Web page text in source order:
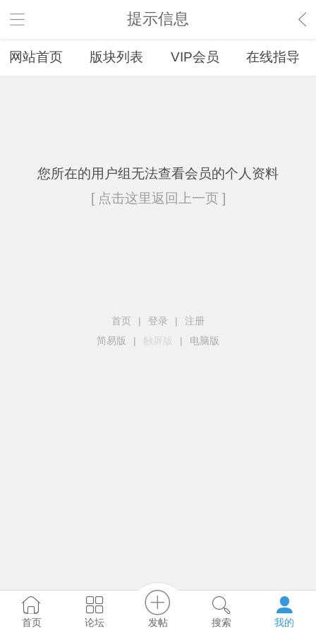
提示信息
网站首页 版块列表 VIP会员 在线指导
您所在的用户组无法查看会员的个人资料
[ 点击这里返回上一页 ]
首页 | 登录 |
注册
简易版
| 触屏版 | 电脑版
首页 论坛 发帖 搜索 我的